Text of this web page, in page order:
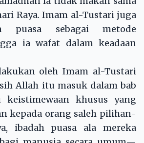
Raya. Imam al-Tustari juga
puasa sebagai metode
ia wafat dalam keadaan
oleh Imam al-Tustari
Allah itu masuk dalam bab
keistimewaan khusus yang
kepada orang saleh pilihan-
ibadah puasa ala mereka